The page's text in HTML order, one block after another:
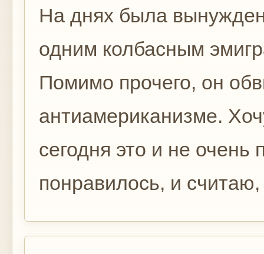
На днях была
одним колбасным
Помимо прочего, он
антиамериканизме.
сегодня это и не
понравилось, и